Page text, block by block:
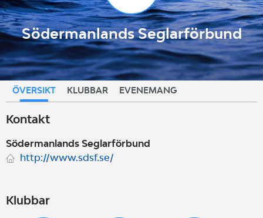
Södermanlands Seglarförbund
ÖVERSIKT KLUBBAR EVENEMANG
Kontakt
Södermanlands Seglarförbund
http://www.sdsf.se/
Klubbar